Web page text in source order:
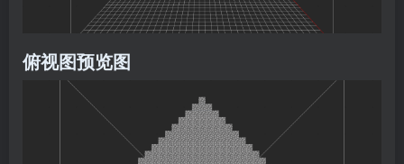
俯视图预览图